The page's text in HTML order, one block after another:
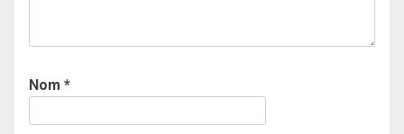
Nom *